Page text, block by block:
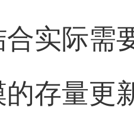
合实际需
存量更